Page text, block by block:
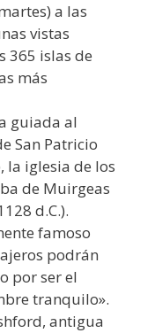
a las
vistas
365 islas de
más
guiada al
San Patricio
la iglesia de los
de Muirgeas
d.C.).
famoso
podrán
por ser el
tranquilo».
antigua